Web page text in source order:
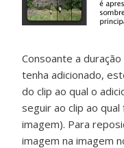
Consoante a
tenha adicionado,
do clip ao qual o
seguir ao clip ao
imagem). Para
imagem na imagem